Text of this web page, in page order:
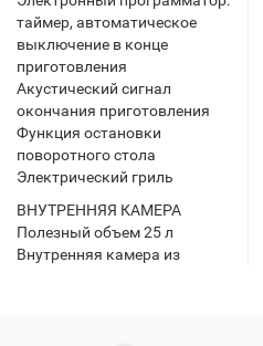
таймер, автоматическое
выключение в конце
приготовления
Акустический сигнал
окончания приготовления
Функция остановки
поворотного стола
Электрический гриль
ВНУТРЕННЯЯ КАМЕРА
Полезный объем 25 л
Внутренняя камера из